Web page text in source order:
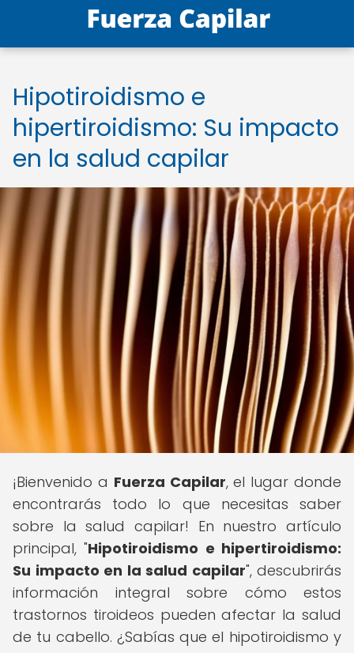
Hipotiroidismo e
hipertiroidismo: Su impacto
en la salud capilar
¡Bienvenido a Fuerza Capilar, el lugar donde
encontrarás todo lo que necesitas saber
sobre la salud capilar! En nuestro artículo
principal, "Hipotiroidismo e hipertiroidismo:
Su impacto en la salud capilar", descubrirás
información integral sobre cómo estos
trastornos tiroideos pueden afectar la salud
de tu cabello. ¿Sabías que el hipotiroidismo y